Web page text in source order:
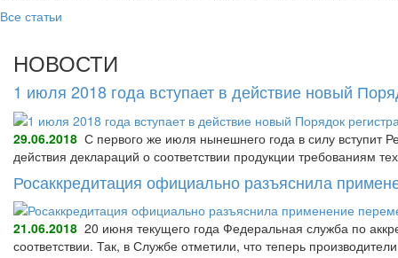
Все статьи
НОВОСТИ
1 июля 2018 года вступает в действие новый
29.06.2018 С первого же июля нынешнего года в силу вступит
действия деклараций о соответствии продукции требованиям
Росаккредитация официально разъяснила
21.06.2018 20 июня текущего года Федеральная служба по
соответствии. Так, в Службе отметили, что теперь